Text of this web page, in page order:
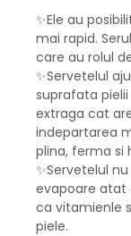
✨Ele au
mai rapid.
care au rolul
✨Servetelul
suprafata
extraga cat
indepartarea
plina, ferma si
✨Servetelul
evapoare atat
ca vitamienle
piele.